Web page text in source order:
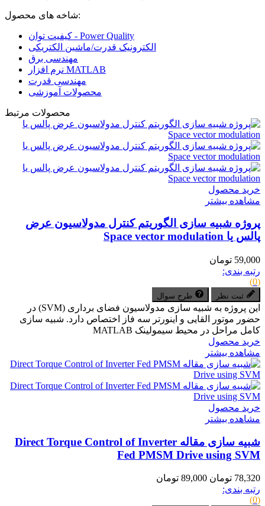
شاخه های محصول:
کیفیت توان - Power Quality
الکترونیک قدرت/ماشین الکتریکی
مهندسی برق
نرم افزار MATLAB
مهندسی قدرت
محصولات آموزشی
محصولات مرتبط
خرید محصول
مشاهده بیشتر
پروژه شبیه سازی الگوریتم کنترل مدولاسیون عرض
پالس یا Space vector modulation
59,000 تومان
رتبه بندی:
(0)
ثبت نظر طرح سوال
این پروژه به شبیه سازی مدولاسیون فضای برداری (SVM) در
حضور موتور القایی و اینورتر سه فاز اختصاص دارد. شبیه سازی
کامل مراحل در محیط سیمولینک MATLAB
خرید محصول
مشاهده بیشتر
خرید محصول
مشاهده بیشتر
شبیه سازی مقاله Direct Torque Control of Inverter
Fed PMSM Drive using SVM
78,320 تومان
89,000 تومان
رتبه بندی:
(0)